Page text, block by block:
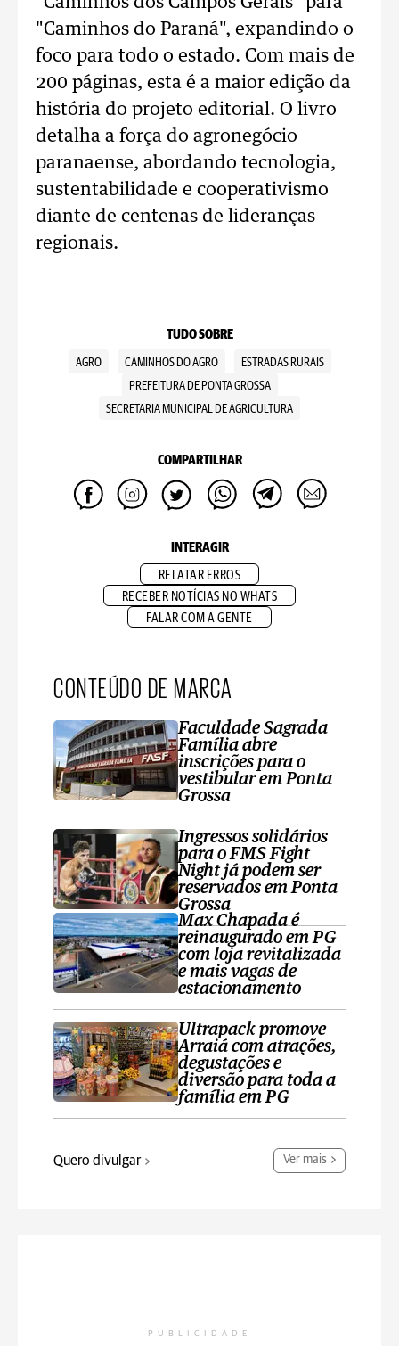
"Caminhos do Paraná", expandindo o
foco para todo o estado. Com mais de
200 páginas, esta é a maior edição da
história do projeto editorial. O livro
detalha a força do agronegócio
paranaense, abordando tecnologia,
sustentabilidade e cooperativismo
diante de centenas de lideranças
regionais.
TUDO SOBRE
AGRO CAMINHOS DO AGRO
ESTRADAS RURAIS
PREFEITURA DE PONTA GROSSA
SECRETARIA MUNICIPAL DE AGRICULTURA
COMPARTILHAR
INTERAGIR
RELATAR ERROS
RECEBER NOTÍCIAS NO WHATS
FALAR COM A GENTE
CONTEÚDO DE MARCA
Faculdade Sagrada
Família abre
inscrições para o
vestibular em Ponta
Grossa
Ingressos solidários
para o FMS Fight
Night já podem ser
reservados em Ponta
Grossa
Max Chapada é
reinaugurado em PG
com loja revitalizada
e mais vagas de
estacionamento
Ultrapack promove
Arraiá com atrações,
degustações e
diversão para toda a
família em PG
Quero divulgar Ver mais
PUBLICIDADE